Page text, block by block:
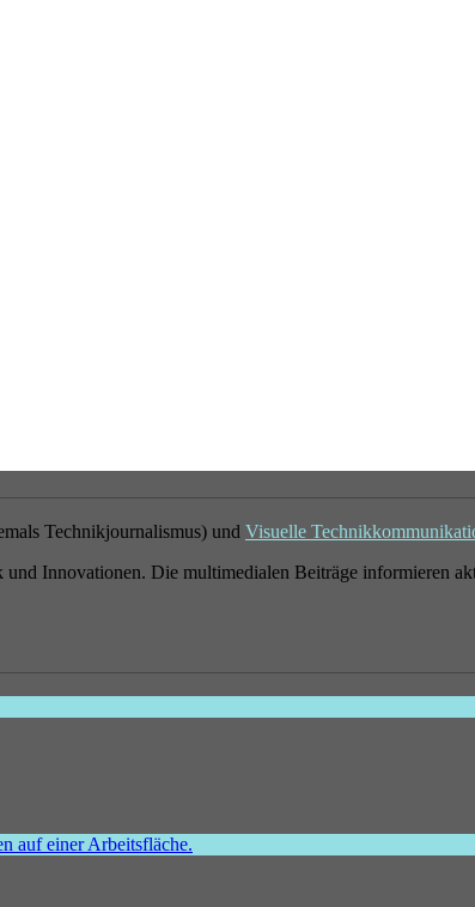
Technikjournalismus) und Visuelle
und Innovationen. Die multimedialen Beiträge informieren